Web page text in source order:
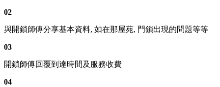
02
與開鎖師傅分享基本資料, 如在那屋苑, 門鎖出現的問題等等
03
開鎖師傅回覆到達時間及服務收費
04